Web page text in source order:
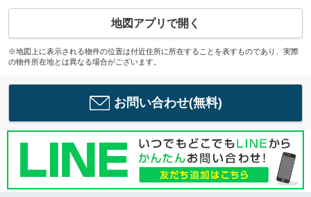
地図アプリで開く
※地図上に表示される物件の位置は付近住所に所在することを表すものであり、実際
の物件所在地とは異なる場合がございます。
お問い合わせ(無料)